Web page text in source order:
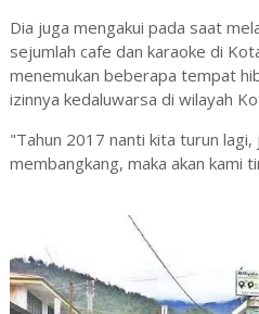
Dia juga mengakui pada saat
sejumlah cafe dan karaoke di
menemukan beberapa tempat
izinnya kedaluwarsa di wilayah
"Tahun 2017 nanti kita turun lagi,
membangkang, maka akan kami